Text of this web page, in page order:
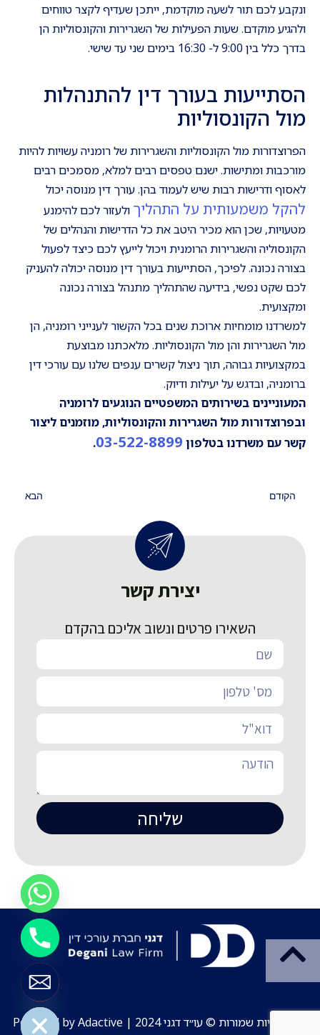
ונקבע לכם תור לשעה מוקדמת, ייתכן שעדיף לקצר טווחים
ולהגיע מוקדם. שעות הפעילות של השגרירות והקונסוליות הן
בדרך כלל בין 9:00 ל- 16:30 בימים שני עד שישי.
הסתייעות בעורך דין להתנהלות
מול הקונסוליות
הפרוצדורות מול הקונסוליות והשגרירות של רומניה עשויות להיות
מורכבות ומתישות. ישנם טפסים רבים למלא, מסמכים רבים
לאסוף ודרישות רבות שיש לעמוד בהן. עורך דין מנוסה יכול
להקל משמעותית על התהליך ולעזור לכם להימנע
מטעויות, שכן הוא מכיר היטב את כל הדרישות והנהלים של
הקונסוליה והשגרירות הרומנית ויכול לייעץ לכם כיצד לפעול
בצורה נכונה. לפיכך, הסתייעות בעורך דין מנוסה יכולה להעניק
לכם שקט נפשי, בידיעה שהתהליך מתנהל בצורה נכונה
ומקצועית.
למשרדנו מומחיות ארוכת שנים בכל הקשור לענייני רומניה, הן
מול השגרירות והן מול הקונסוליות. מלאכתנו מבוצעת
במקצועיות גבוהה, תוך ניצול קשרים ענפים שלנו עם עורכי דין
ברומניה, ובדגש על יעילות ודיוק.
המעוניינים בשירותים המשפטיים הנוגעים לרומניה
ובפרוצדורות מול השגרירות והקונסוליות, מוזמנים ליצור
קשר עם משרדנו בטלפון 03-522-8899
.
הקודם הבא
יצירת קשר
השאירו פרטים ונשוב אליכם בהקדם
שליחה
כל הזכויות שמורות © עו״ד דגני 2024 | Powered by Adactive
Hide chaty